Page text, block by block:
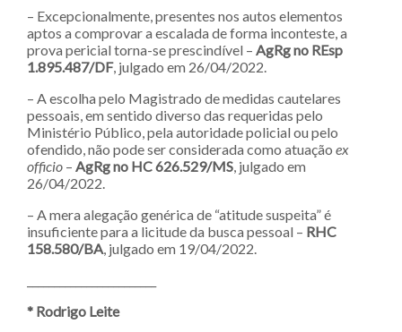
– Excepcionalmente, presentes nos autos elementos
aptos a comprovar a escalada de forma inconteste, a
prova pericial torna-se prescindível – AgRg no REsp
1.895.487/DF, julgado em 26/04/2022.
– A escolha pelo Magistrado de medidas cautelares
pessoais, em sentido diverso das requeridas pelo
Ministério Público, pela autoridade policial ou pelo
ofendido, não pode ser considerada como atuação ex
officio – AgRg no HC 626.529/MS, julgado em
26/04/2022.
– A mera alegação genérica de “atitude suspeita” é
insuficiente para a licitude da busca pessoal – RHC
158.580/BA, julgado em 19/04/2022.
* Rodrigo Leite